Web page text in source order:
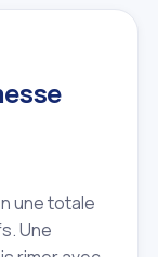
une totale
Une